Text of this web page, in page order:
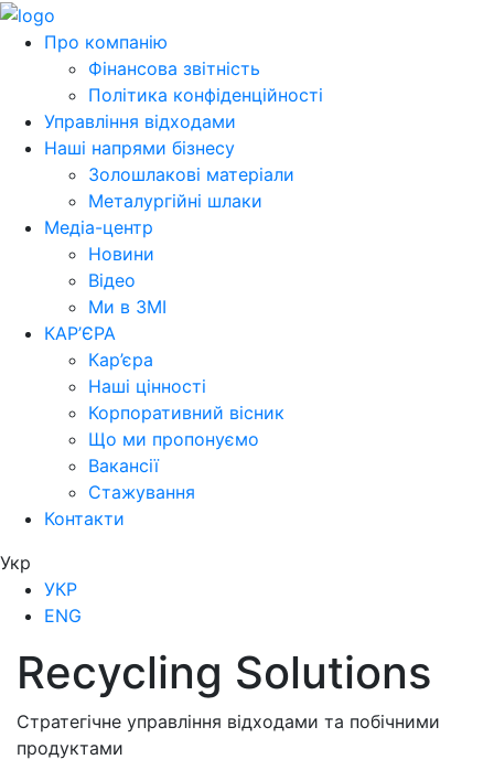
Про компанію
Фінансова звітність
Політика конфіденційності
Управління відходами
Наші напрями бізнесу
Золошлакові матеріали
Металургійні шлаки
Медіа-центр
Новини
Відео
Ми в ЗМІ
КАР’ЄРА
Кар’єра
Наші цінності
Корпоративний вісник
Що ми пропонуємо
Вакансії
Стажування
Контакти
Укр
УКР
ENG
Recycling Solutions
Стратегічне управління відходами та побічними
продуктами